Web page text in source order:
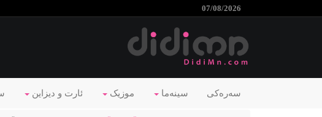
07/08/2026
ئارت و دیزاین موزیک سینەما سەرەکی